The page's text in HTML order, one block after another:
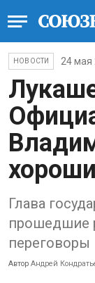
НОВОСТИ 24 мая
Глава
прошедшие
переговоры
Автор Андрей